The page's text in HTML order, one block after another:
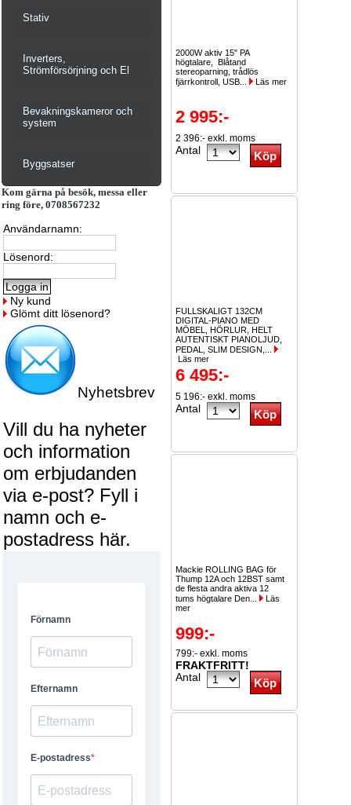
Stativ
Inverters,
Strömförsörjning och El
Bevakningskameror och
system
Byggsatser
Kom gärna på besök, messa eller
ring före, 0708567232
Användarnamn:
Lösenord:
Ny kund
Glömt ditt lösenord?
Nyhetsbrev
Vill du ha nyheter
och information
om erbjudanden
via e-post? Fyll i
namn och e-
postadress här.
2000W aktiv 15" PA
högtalare, Blåtand
stereoparning, trådlös
fjärrkontroll, USB...
Läs mer
2 995:-
2 396:- exkl. moms
Antal
FULLSKALIGT 132CM
DIGITAL-PIANO MED
MÖBEL, HÖRLUR, HELT
AUTENTISKT PIANOLJUD,
PEDAL, SLIM DESIGN,...
Läs mer
6 495:-
5 196:- exkl. moms
Antal
Mackie ROLLING BAG för
Thump 12A och 12BST samt
de flesta andra aktiva 12
tums högtalare Den...
Läs
mer
999:-
799:- exkl. moms
FRAKTFRITT!
Antal